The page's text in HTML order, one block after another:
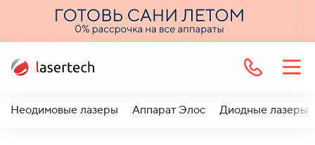
Неодимовые лазеры Аппарат Элос Диодные лазеры